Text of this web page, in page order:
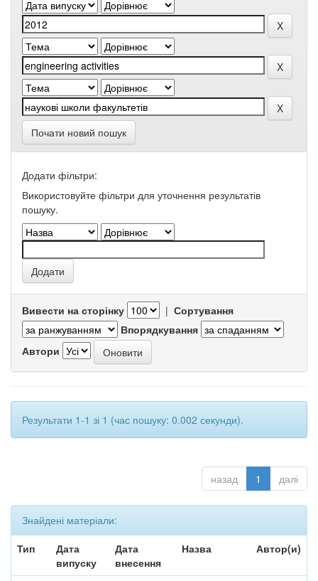
Почати новий пошук
Додати фільтри:
Використовуйте фільтри для уточнення результатів
пошуку.
Вивести на сторінку | Сортування
Впорядкування
Автори
Результати 1-1 зі 1 (час пошуку: 0.002 секунди).
назад 1 далі
Знайдені матеріали:
Тип
Дата
випуску
Дата
внесення
Назва Автор(и)